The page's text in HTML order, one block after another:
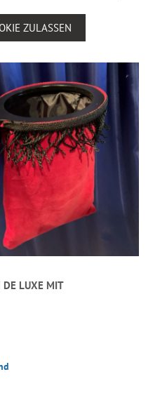
ZULASSEN
DE LUXE MIT